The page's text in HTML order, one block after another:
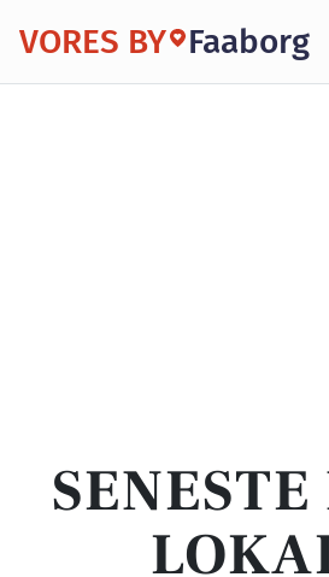
VORES BY Faaborg